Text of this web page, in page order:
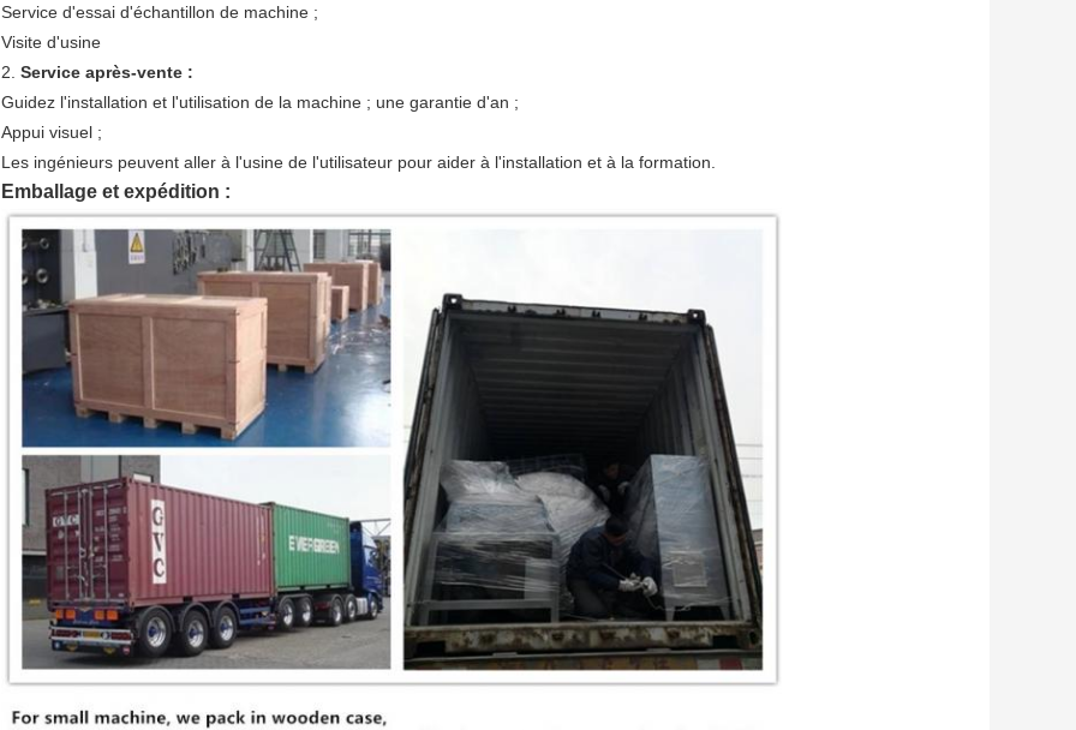
Service d'essai d'échantillon de machine ;
Visite d'usine
2. Service après-vente :
Guidez l'installation et l'utilisation de la machine ; une garantie d'an ;
Appui visuel ;
Les ingénieurs peuvent aller à l'usine de l'utilisateur pour aider à l'installation et à la formation.
Emballage et expédition :